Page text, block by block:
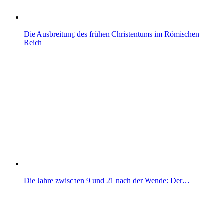
Die Ausbreitung des frühen Christentums im Römischen
Reich
Die Jahre zwischen 9 und 21 nach der Wende: Der…